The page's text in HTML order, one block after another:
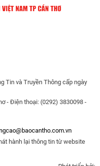
Tin và Truyền Thông cấp ngày
- Điện thoại: (0292) 3830098 -
hành lại thông tin từ website